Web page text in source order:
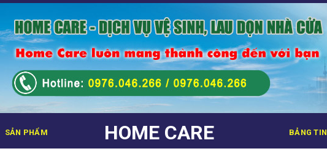
HOME CARE
SẢN PHẨM BẢNG TIN